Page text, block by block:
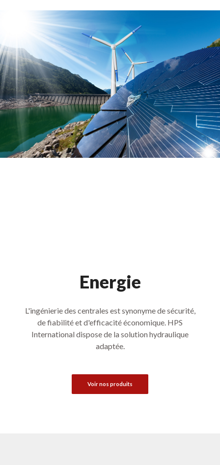
Energie
L'ingénierie des centrales est synonyme de sécurité,
de fiabilité et d'efficacité économique. HPS
International dispose de la solution hydraulique
adaptée.
Voir nos produits